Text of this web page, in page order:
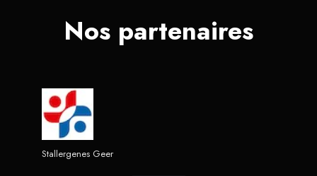
Nos partenaires
Stallergenes Geer